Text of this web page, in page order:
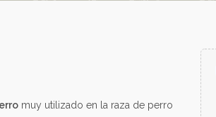
muy utilizado en la raza de perro